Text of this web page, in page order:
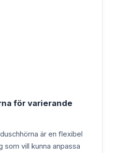
för varierande
är en flexibel
som vill kunna anpassa